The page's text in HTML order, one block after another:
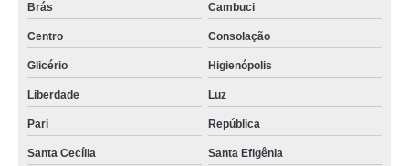
camera gravadora veicular preço Pará de Minas
quanto custa cameras para veiculos com gravador B. Jesus do Amparo
camera gravadora veicular preço Pará de Minas
onde vende gravador dvr veicular São Luís do Curu
Brás Cambuci
Centro Consolação
Glicério Higienópolis
Liberdade Luz
Pari República
Santa Cecília Santa Efigênia